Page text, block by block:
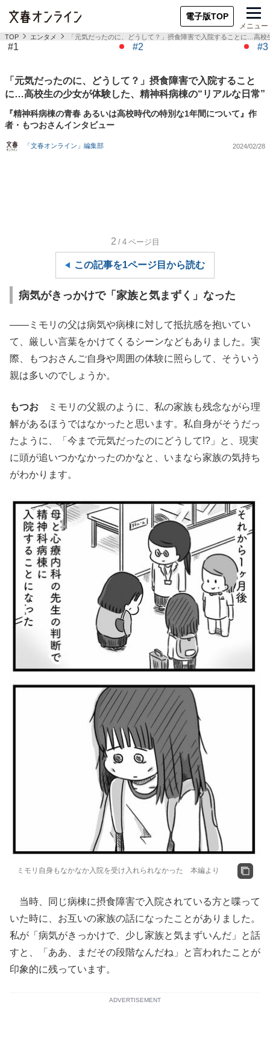
電子版TOP
メニュー
TOP エンタメ 「元気だったのに、どうして？」摂食障害で入院することに…高
#1 #2 #3
「元気だったのに、どうして？」摂食障害で入院すること
に…高校生の少女が体験した、精神科病棟の“リアルな日常”
『精神科病棟の青春 あるいは高校時代の特別な1年間について』作
者・もつおさんインタビュー
「文春オンライン」編集部 2024/02/28
2 /4 ページ目
この記事を1ページ目から読む
病気がきっかけで「家族と気まずく」なった
――ミモリの父は病気や病棟に対して抵抗感を抱いてい
て、厳しい言葉をかけてくるシーンなどもありました。実
際、もつおさんご自身や周囲の体験に照らして、そういう
親は多いのでしょうか。
もつお ミモリの父親のように、私の家族も残念ながら理
解があるほうではなかったと思います。私自身がそうだっ
たように、「今まで元気だったのにどうして!?」と、現実
に頭が追いつかなかったのかなと、いまなら家族の気持ち
がわかります。
ミモリ自身もなかなか入院を受け入れられなかった 本編より
当時、同じ病棟に摂食障害で入院されている方と喋って
いた時に、お互いの家族の話になったことがありました。
私が「病気がきっかけで、少し家族と気まずいんだ」と話
すと、「ああ、まだその段階なんだね」と言われたことが
印象的に残っています。
ADVERTISEMENT